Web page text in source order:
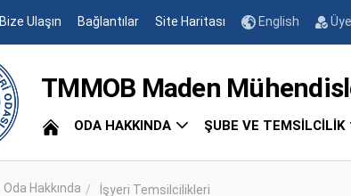
Bize Ulaşın Bağlantılar Site Haritası English
TMMOB Maden
ODA HAKKINDA ŞUBE VE TEMSİLCİLİK
Oda Hakkında İşyeri Temsilcilikleri